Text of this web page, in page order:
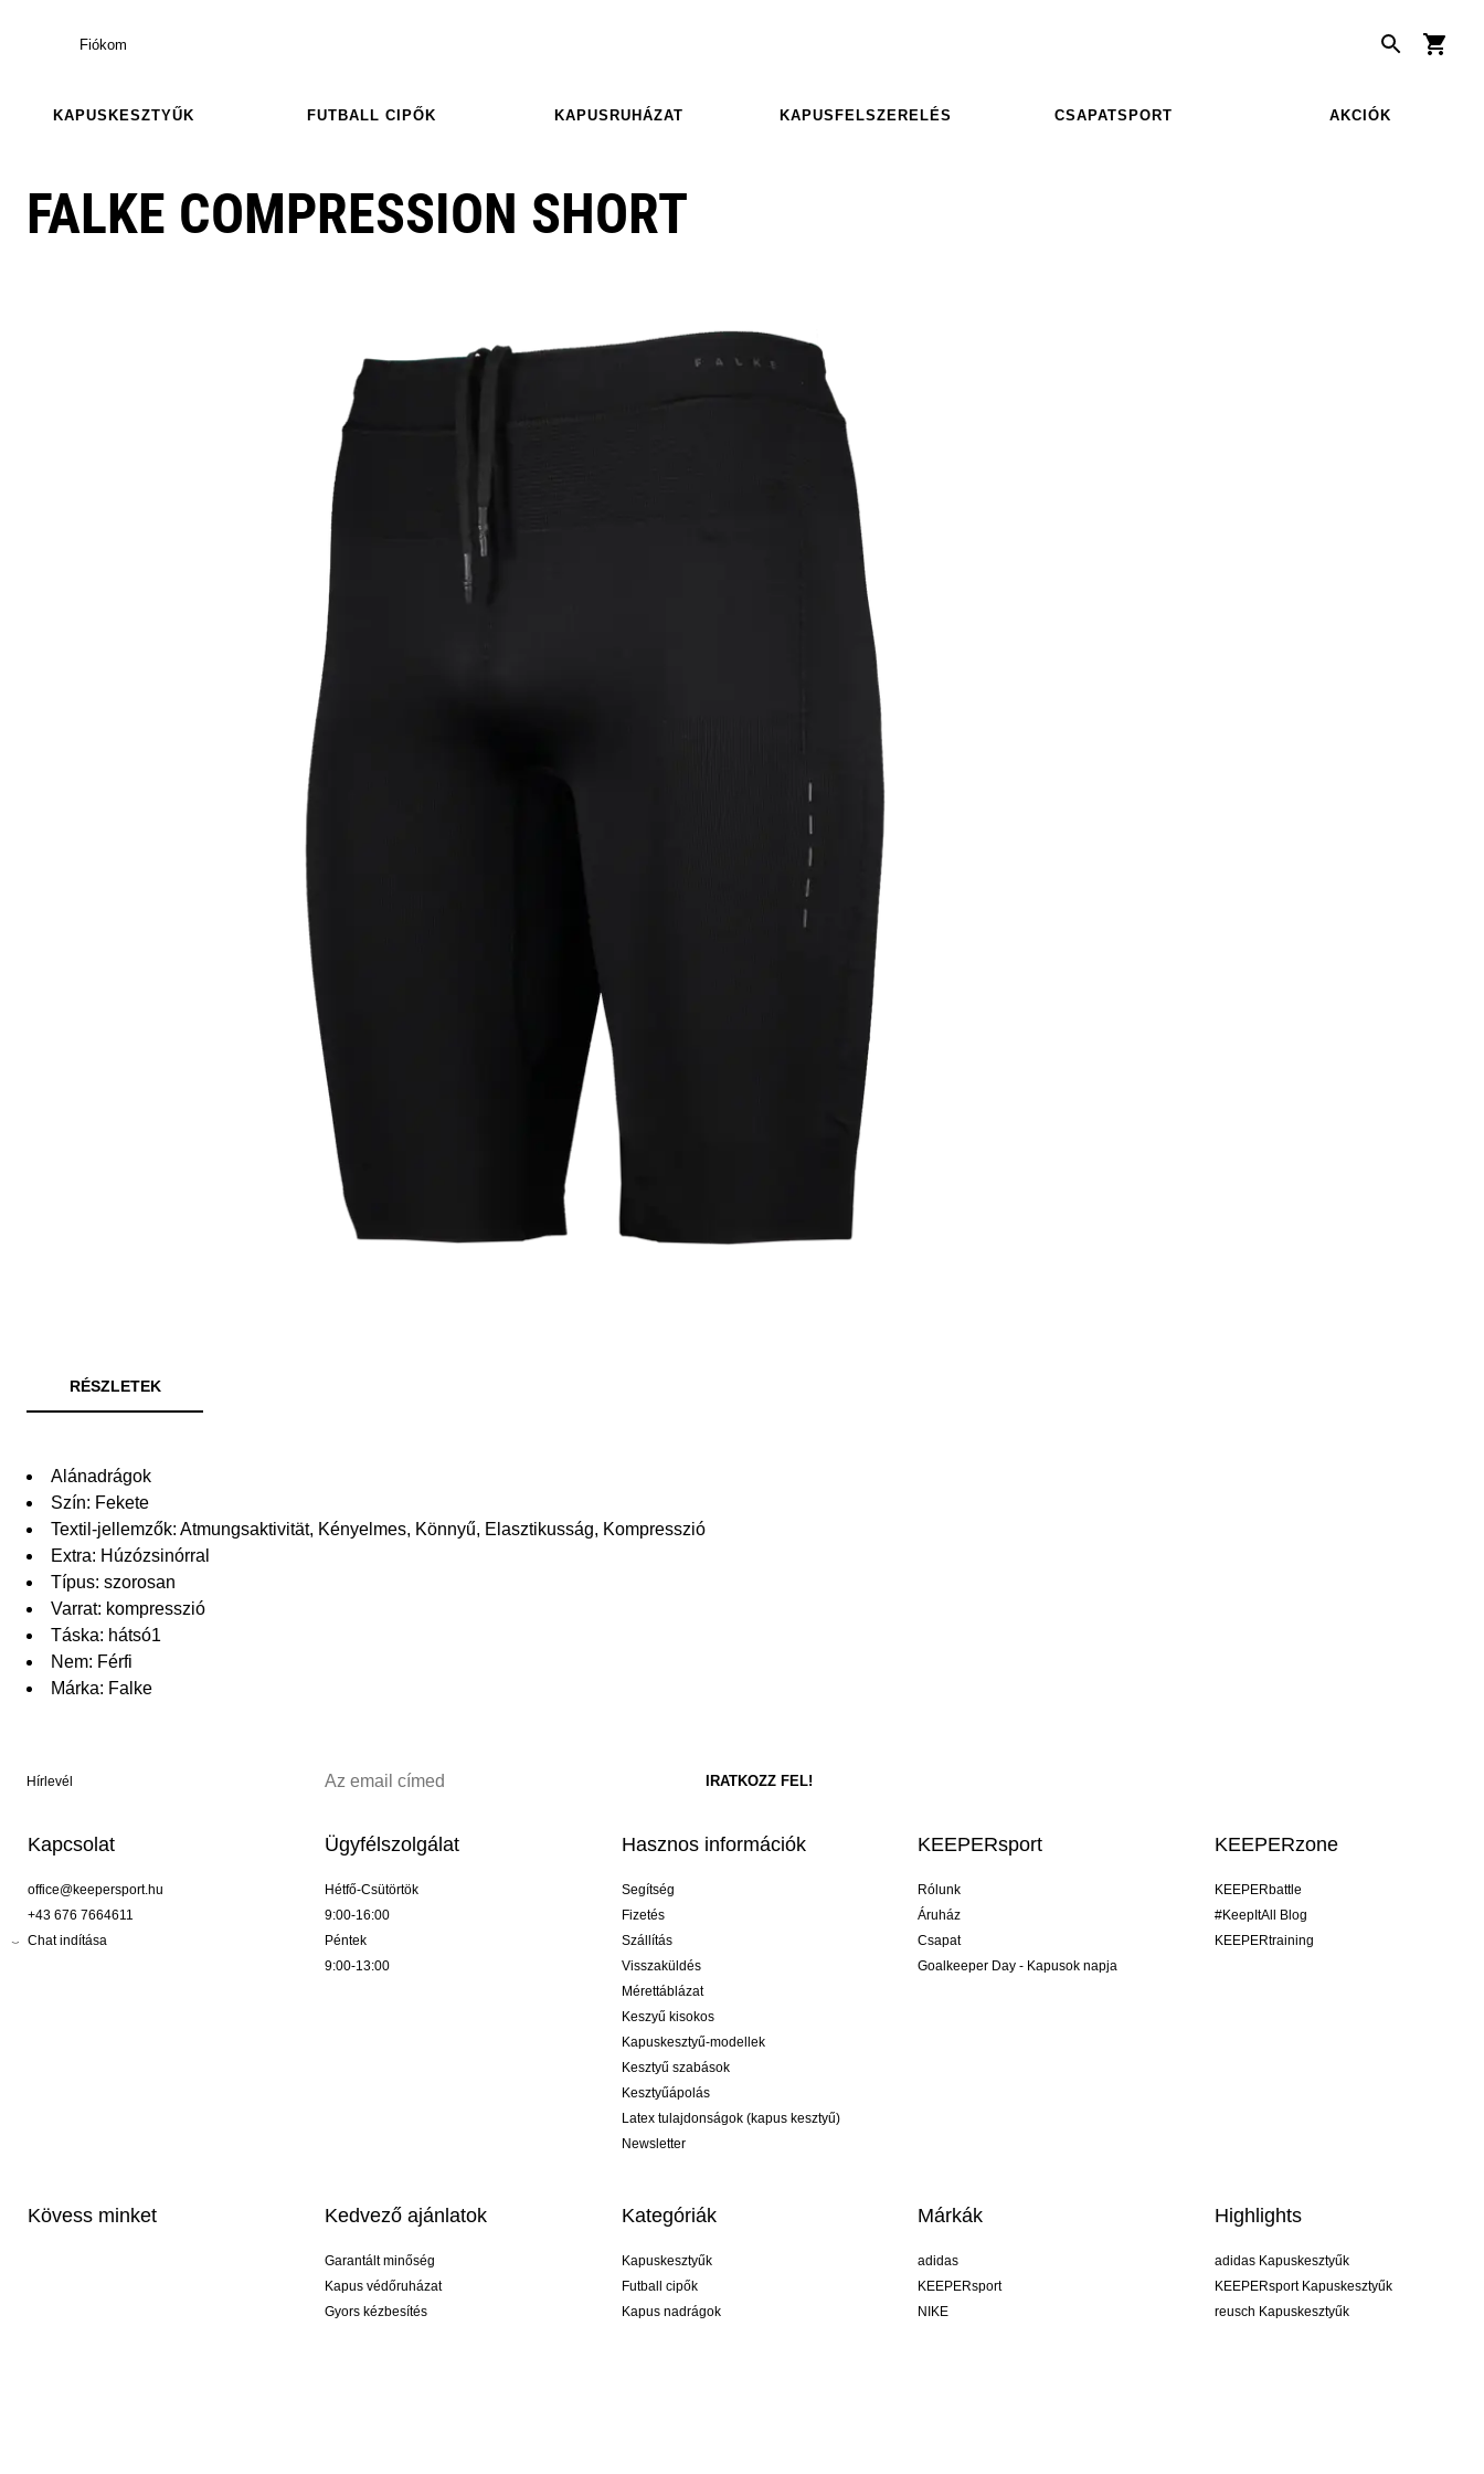
Fiókom
KAPUSKESZTYŰK FUTBALL CIPŐK KAPUSRUHÁZAT KAPUSFELSZERELÉS CSAPATSPORT AKCIÓK
FALKE COMPRESSION SHORT
RÉSZLETEK
Alánadrágok
Szín: Fekete
Textil-jellemzők: Atmungsaktivität, Kényelmes, Könnyű, Elasztikusság, Kompresszió
Extra: Húzózsinórral
Típus: szorosan
Varrat: kompresszió
Táska: hátsó1
Nem: Férfi
Márka: Falke
Hírlevél
Kapcsolat
office@keepersport.hu
+43 676 7664611
Chat indítása
Ügyfélszolgálat
Hétfő-Csütörtök
9:00-16:00
Péntek
9:00-13:00
Hasznos információk
Segítség
Fizetés
Szállítás
Visszaküldés
Mérettáblázat
Keszyű kisokos
Kapuskesztyű-modellek
Kesztyű szabások
Kesztyűápolás
Latex tulajdonságok (kapus kesztyű)
Newsletter
KEEPERsport
Rólunk
Áruház
Csapat
Goalkeeper Day - Kapusok napja
KEEPERzone
KEEPERbattle
#KeepItAll Blog
KEEPERtraining
Kövess minket Kedvező ajánlatok
Garantált minőség
Kapus védőruházat
Gyors kézbesítés
Kategóriák
Kapuskesztyűk
Futball cipők
Kapus nadrágok
Márkák
adidas
KEEPERsport
NIKE
Highlights
adidas Kapuskesztyűk
KEEPERsport Kapuskesztyűk
reusch Kapuskesztyűk